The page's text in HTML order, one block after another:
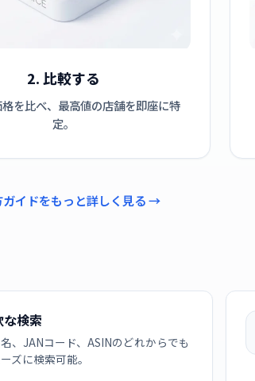
2. 比較する
を比べ、最高値の店舗を即座に特
定。
ガイドをもっと詳しく見る →
な検索
、JANコード、ASINのどれからでも
ズに検索可能。